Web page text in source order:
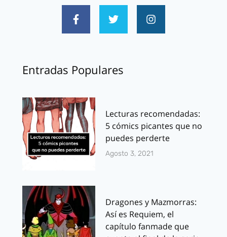
Entradas Populares
Lecturas recomendadas:
5 cómics picantes que no
puedes perderte
Agosto 3, 2021
Dragones y Mazmorras:
Así es Requiem, el
capítulo fanmade que